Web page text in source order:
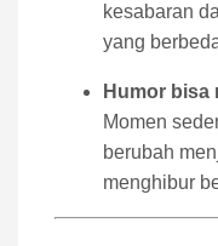
kesabaran
yang
Humor bisa
Momen
berubah
menghibur